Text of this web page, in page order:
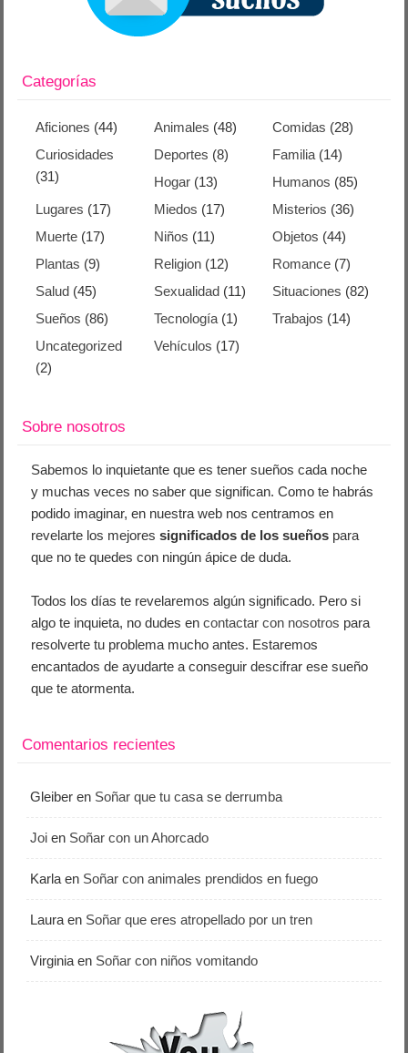
Categorías
Aficiones (44) Animales (48) Comidas (28)
Curiosidades
(31)
Deportes (8) Familia(14)
Hogar (13) Humanos (85)
Lugares (17) Miedos (17) Misterios (36)
Muerte (17) Niños (11) Objetos (44)
Plantas (9) Religion (12) Romance(7)
Salud (45) Sexualidad (11) Situaciones (82)
Sueños (86) Tecnología (1) Trabajos (14)
Uncategorized
(2)
Vehículos (17)
Sobre nosotros
Sabemos lo inquietante que es tener sueños cada noche
y muchas veces no saber que significan. Como te habrás
podido imaginar, en nuestra web nos centramos en
revelarte los mejoressignificados de los sueños para
que no te quedes con ningún ápice de duda.
Todos los días te revelaremos algún significado. Pero si
algo te inquieta, no dudes encontactar con nosotros para
resolverte tu problema mucho antes. Estaremos
encantados de ayudarte a conseguir descifrar ese sueño
que te atormenta.
Comentarios recientes
Gleiber en Soñar que tu casa se derrumba
Joi en Soñar con un Ahorcado
Karla en Soñar con animales prendidos en fuego
Laura en Soñar que eres atropellado por un tren
Virginia en Soñar con niños vomitando